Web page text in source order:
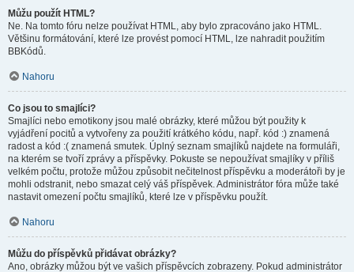
Můžu použít HTML?
Ne. Na tomto fóru nelze používat HTML, aby bylo zpracováno jako HTML.
Většinu formátování, které lze provést pomocí HTML, lze nahradit použitím
BBKódů.
Nahoru
Co jsou to smajlíci?
Smajlíci nebo emotikony jsou malé obrázky, které můžou být použity k
vyjádření pocitů a vytvořeny za použití krátkého kódu, např. kód :) znamená
radost a kód :( znamená smutek. Úplný seznam smajlíků najdete na formuláři,
na kterém se tvoří zprávy a příspěvky. Pokuste se nepoužívat smajlíky v příliš
velkém počtu, protože můžou způsobit nečitelnost příspěvku a moderátoři by je
mohli odstranit, nebo smazat celý váš příspěvek. Administrátor fóra může také
nastavit omezení počtu smajlíků, které lze v příspěvku použít.
Nahoru
Můžu do příspěvků přidávat obrázky?
Ano, obrázky můžou být ve vašich příspěvcích zobrazeny. Pokud administrátor